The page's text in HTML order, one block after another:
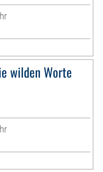
wilden Worte